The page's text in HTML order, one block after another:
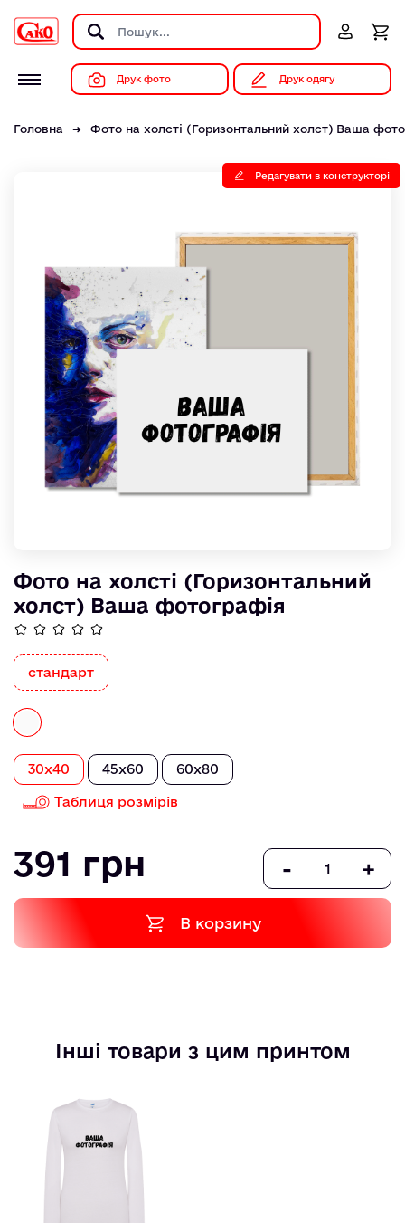
Друк фото Друк одягу
Головна Фото на холсті (Горизонтальний холст) Ваша
Редагувати в конструкторі
Фото на холсті (Горизонтальний
холст) Ваша фотографія
стандарт
30x40 45x60 60x80
Таблиця розмірів
391 грн - +
В корзину
Інші товари з цим принтом